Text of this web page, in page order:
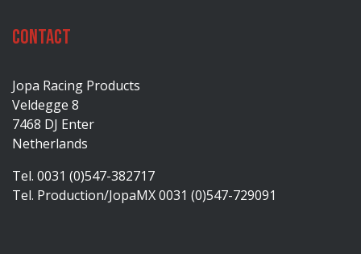
Contact
Jopa Racing Products
Veldegge 8
7468 DJ Enter
Netherlands
Tel. 0031 (0)547-382717
Tel. Production/JopaMX 0031 (0)547-729091